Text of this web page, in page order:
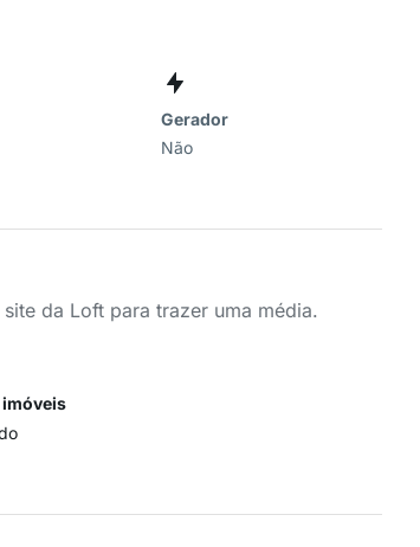
Gerador
Não
da Loft para trazer uma média.